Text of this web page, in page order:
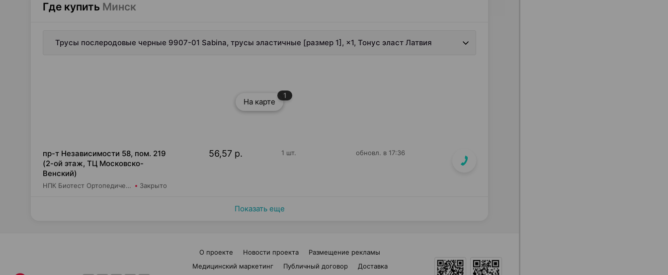
Где купить Минск
Трусы послеродовые черные 9907-01 Sabina, трусы эластичные [размер 1], ×1, Тонус эласт Латвия
На карте
1
пр-т Независимости 58, пом. 219
(2-ой этаж, ТЦ Московско-
Венский)
НПК Биотест Ортопедический салон "Будь в тонусе" Закрыто
56,57 р. 1 шт. обновл. в 17:36
Показать еще
О проекте Новости проекта
Размещение рекламы
Медицинский маркетинг
Публичный договор Доставка